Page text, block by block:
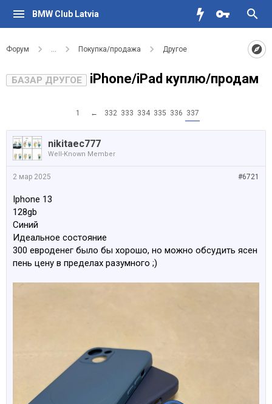
BMW Club Latvia
Форум ... Покупка/продажа Другое
БАЗАР ДРУГОЕ iPhone/iPad куплю/продам
1 ← 332 333 334 335 336 337
nikitaec777
Well-Known Member
#6721
2 мар 2025
Iphone 13
128gb
Синий
Идеальное состояние
300 евроденег было бы хорошо, но можно обсудить ясен
пень цену в пределах разумного ;)